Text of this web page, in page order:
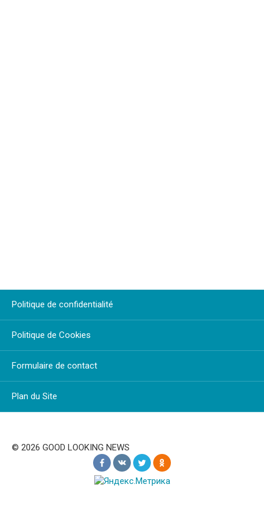
Politique de confidentialité
Politique de Cookies
Formulaire de contact
Plan du Site
© 2026 GOOD LOOKING NEWS